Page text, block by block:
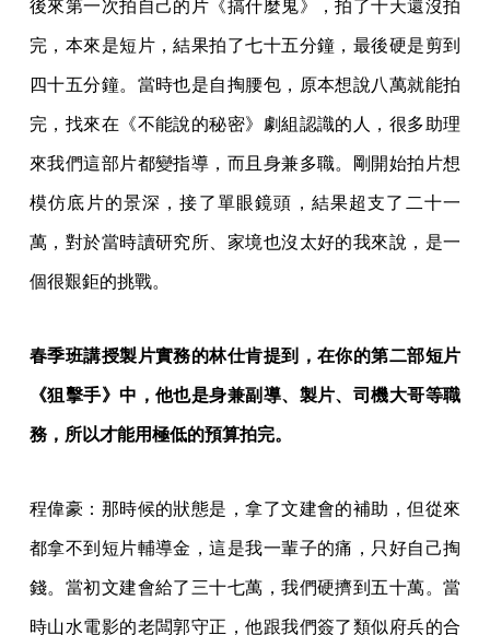
後來第一次拍自己的片《搞什麼鬼》，拍了十天還沒拍
完，本來是短片，結果拍了七十五分鐘，最後硬是剪到
四十五分鐘。當時也是自掏腰包，原本想說八萬就能拍
完，找來在《不能說的秘密》劇組認識的人，很多助理
來我們這部片都變指導，而且身兼多職。剛開始拍片想
模仿底片的景深，接了單眼鏡頭，結果超支了二十一
萬，對於當時讀研究所、家境也沒太好的我來說，是一
個很艱鉅的挑戰。
春季班講授製片實務的林仕肯提到，在你的第二部短片
《狙擊手》中，他也是身兼副導、製片、司機大哥等職
務，所以才能用極低的預算拍完。
程偉豪：那時候的狀態是，拿了文建會的補助，但從來
都拿不到短片輔導金，這是我一輩子的痛，只好自己掏
錢。當初文建會給了三十七萬，我們硬擠到五十萬。當
時山水電影的老闆郭守正，他跟我們簽了類似府兵的合